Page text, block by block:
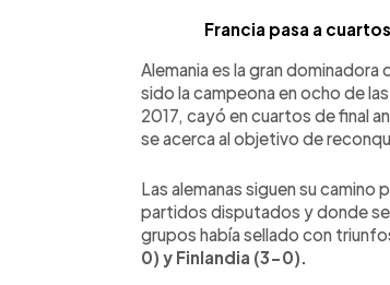
Francia pasa a
Alemania es la gran
sido la campeona en ocho de
2017, cayó en cuartos de final
se acerca al objetivo de
Las alemanas siguen su
partidos disputados y donde se
grupos había sellado con
0) y Finlandia (3-0).